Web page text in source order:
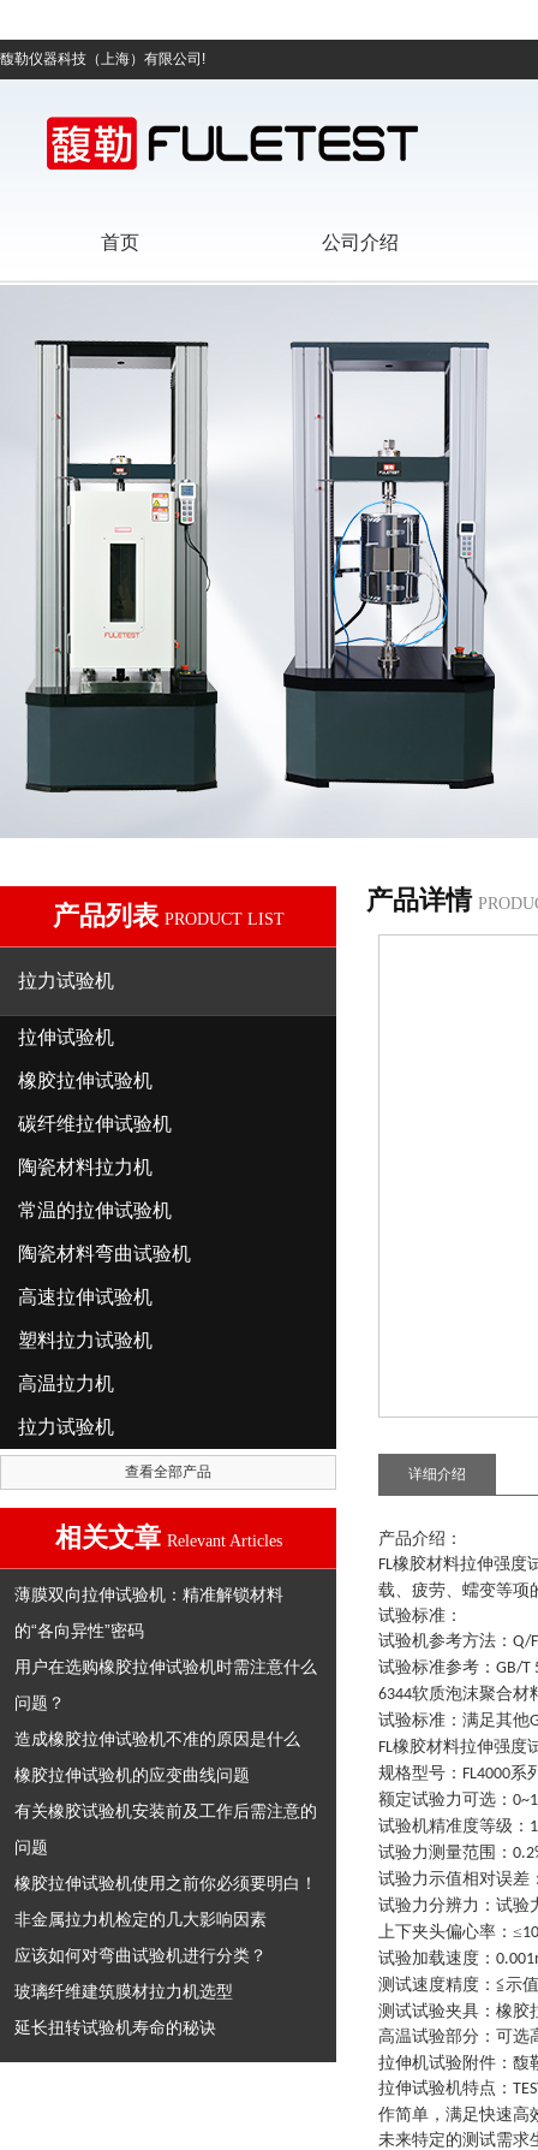
馥勒仪器科技（上海）有限公司!
首页 公司介绍
产品列表 PRODUCT LIST
拉力试验机
拉伸试验机
橡胶拉伸试验机
碳纤维拉伸试验机
陶瓷材料拉力机
常温的拉伸试验机
陶瓷材料弯曲试验机
高速拉伸试验机
塑料拉力试验机
高温拉力机
拉力试验机
查看全部产品
相关文章 Relevant Articles
薄膜双向拉伸试验机：精准解锁材料
的“各向异性”密码
用户在选购橡胶拉伸试验机时需注意什么
问题？
造成橡胶拉伸试验机不准的原因是什么
橡胶拉伸试验机的应变曲线问题
有关橡胶试验机安装前及工作后需注意的
问题
橡胶拉伸试验机使用之前你必须要明白！
非金属拉力机检定的几大影响因素
应该如何对弯曲试验机进行分类？
玻璃纤维建筑膜材拉力机选型
延长扭转试验机寿命的秘诀
产品详情
详细介绍
产品介绍：
FL橡胶材料拉伸强度
载、疲劳、蠕变等项
试验标准：
试验机参考方法 ： Q/
试验标准参考 ： GB/T
6344软质泡沫聚合材
试验标准 ： 满足其他
FL橡胶材料拉伸强度
规格型号 ： FL4000系
额定试验力可选 ：
试验机精准度等级 ： 1
试验力测量范围 ：
试验力示值相对误差
试验力分辨力 ： 试验
上下夹头偏心率 ： ≤10
试验加载速度 ：
测试速度精度 ： ≦示
测试试验夹具 ： 橡胶
高温试验部分 ： 可选
拉伸机试验附件 ： 馥
拉伸试验机特点 ：
作简单，满足快速高
未来特定的测试需求